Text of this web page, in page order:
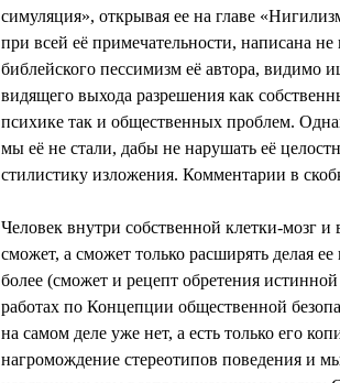
симуляция», открывая ее на главе
при всей её примечательности, написана
библейского пессимизм её автора, видимо
видящего выхода разрешения как
психике так и общественных проблем.
мы её не стали, дабы не нарушать её
стилистику изложения. Комментарии в
Человек внутри собственной клетки-мозг
сможет, а сможет только расширять делая
более (сможет и рецепт обретения
работах по Концепции общественной
на самом деле уже нет, а есть только его
нагромождение стереотипов поведения и